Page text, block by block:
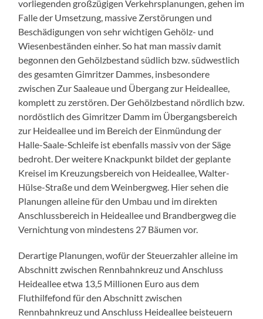
vorliegenden großzügigen Verkehrsplanungen, gehen im
Falle der Umsetzung, massive Zerstörungen und
Beschädigungen von sehr wichtigen Gehölz- und
Wiesenbeständen einher. So hat man massiv damit
begonnen den Gehölzbestand südlich bzw. südwestlich
des gesamten Gimritzer Dammes, insbesondere
zwischen Zur Saaleaue und Übergang zur Heideallee,
komplett zu zerstören. Der Gehölzbestand nördlich bzw.
nordöstlich des Gimritzer Damm im Übergangsbereich
zur Heideallee und im Bereich der Einmündung der
Halle-Saale-Schleife ist ebenfalls massiv von der Säge
bedroht. Der weitere Knackpunkt bildet der geplante
Kreisel im Kreuzungsbereich von Heideallee, Walter-
Hülse-Straße und dem Weinbergweg. Hier sehen die
Planungen alleine für den Umbau und im direkten
Anschlussbereich in Heideallee und Brandbergweg die
Vernichtung von mindestens 27 Bäumen vor.
Derartige Planungen, wofür der Steuerzahler alleine im
Abschnitt zwischen Rennbahnkreuz und Anschluss
Heideallee etwa 13,5 Millionen Euro aus dem
Fluthilfefond für den Abschnitt zwischen
Rennbahnkreuz und Anschluss Heideallee beisteuern